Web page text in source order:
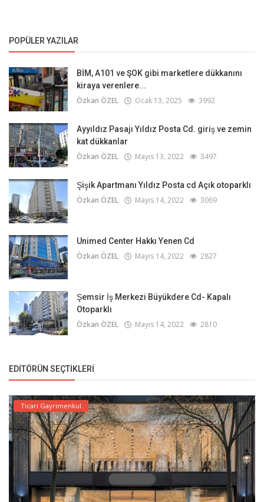
POPÜLER YAZILAR
BİM, A101 ve ŞOK gibi marketlere dükkanını
kiraya verenlere...
Özkan ÖZEL Ocak 13, 2025 3992
Ayyıldız Pasajı Yıldız Posta Cd. giriş ve zemin
kat dükkanlar
Özkan ÖZEL Mayıs 13, 2022 3497
Şişik Apartmanı Yıldız Posta cd Açık otoparklı
Özkan ÖZEL Mayıs 14, 2022 3069
Unimed Center Hakkı Yenen Cd
Özkan ÖZEL Mayıs 14, 2022 2827
Şemsir İş Merkezi Büyükdere Cd- Kapalı
Otoparklı
Özkan ÖZEL Mayıs 14, 2022 2810
EDITÖRÜN SEÇTIKLERI
Ticari Gayrimenkul